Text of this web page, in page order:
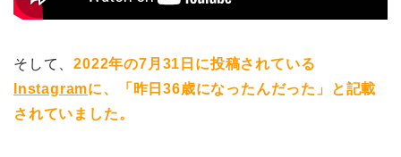
そして、2022年の7月31日に投稿されている
Instagramに、「昨日36歳になったんだった」と記載
されていました。